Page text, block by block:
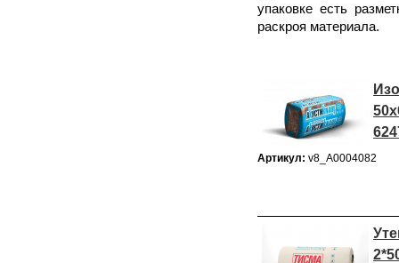
упаковке есть
раскроя материала.
Артикул: v8_А0004082